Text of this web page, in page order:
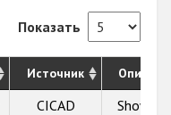
Показать
Источник
CICAD Show